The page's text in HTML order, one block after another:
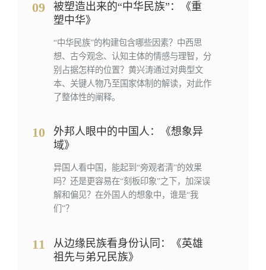
09
被塑造出来的“中华民族”：《重
塑中华》
“中华民族”的构建包含哪些因素？中西思
想、古今观念、认知主体的情感与理智，分
别占据怎样的位置？黄兴涛通过对典型文
本、关键人物乃至国家体制的解读，对此作
了整体性的阐释。
10
外邦人眼中的中国人：《想象异
域》
异国人看中国，能起到“旁观者清”的效果
吗？还是更容易在“刻板印象”之下，加深误
解和偏见？在外国人的想象中，谁是“我
们”？
11
从边缘民族看身份认同：《英雄
祖先与弟兄民族》